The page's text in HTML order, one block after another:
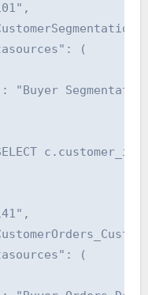
(
"Buyer
(